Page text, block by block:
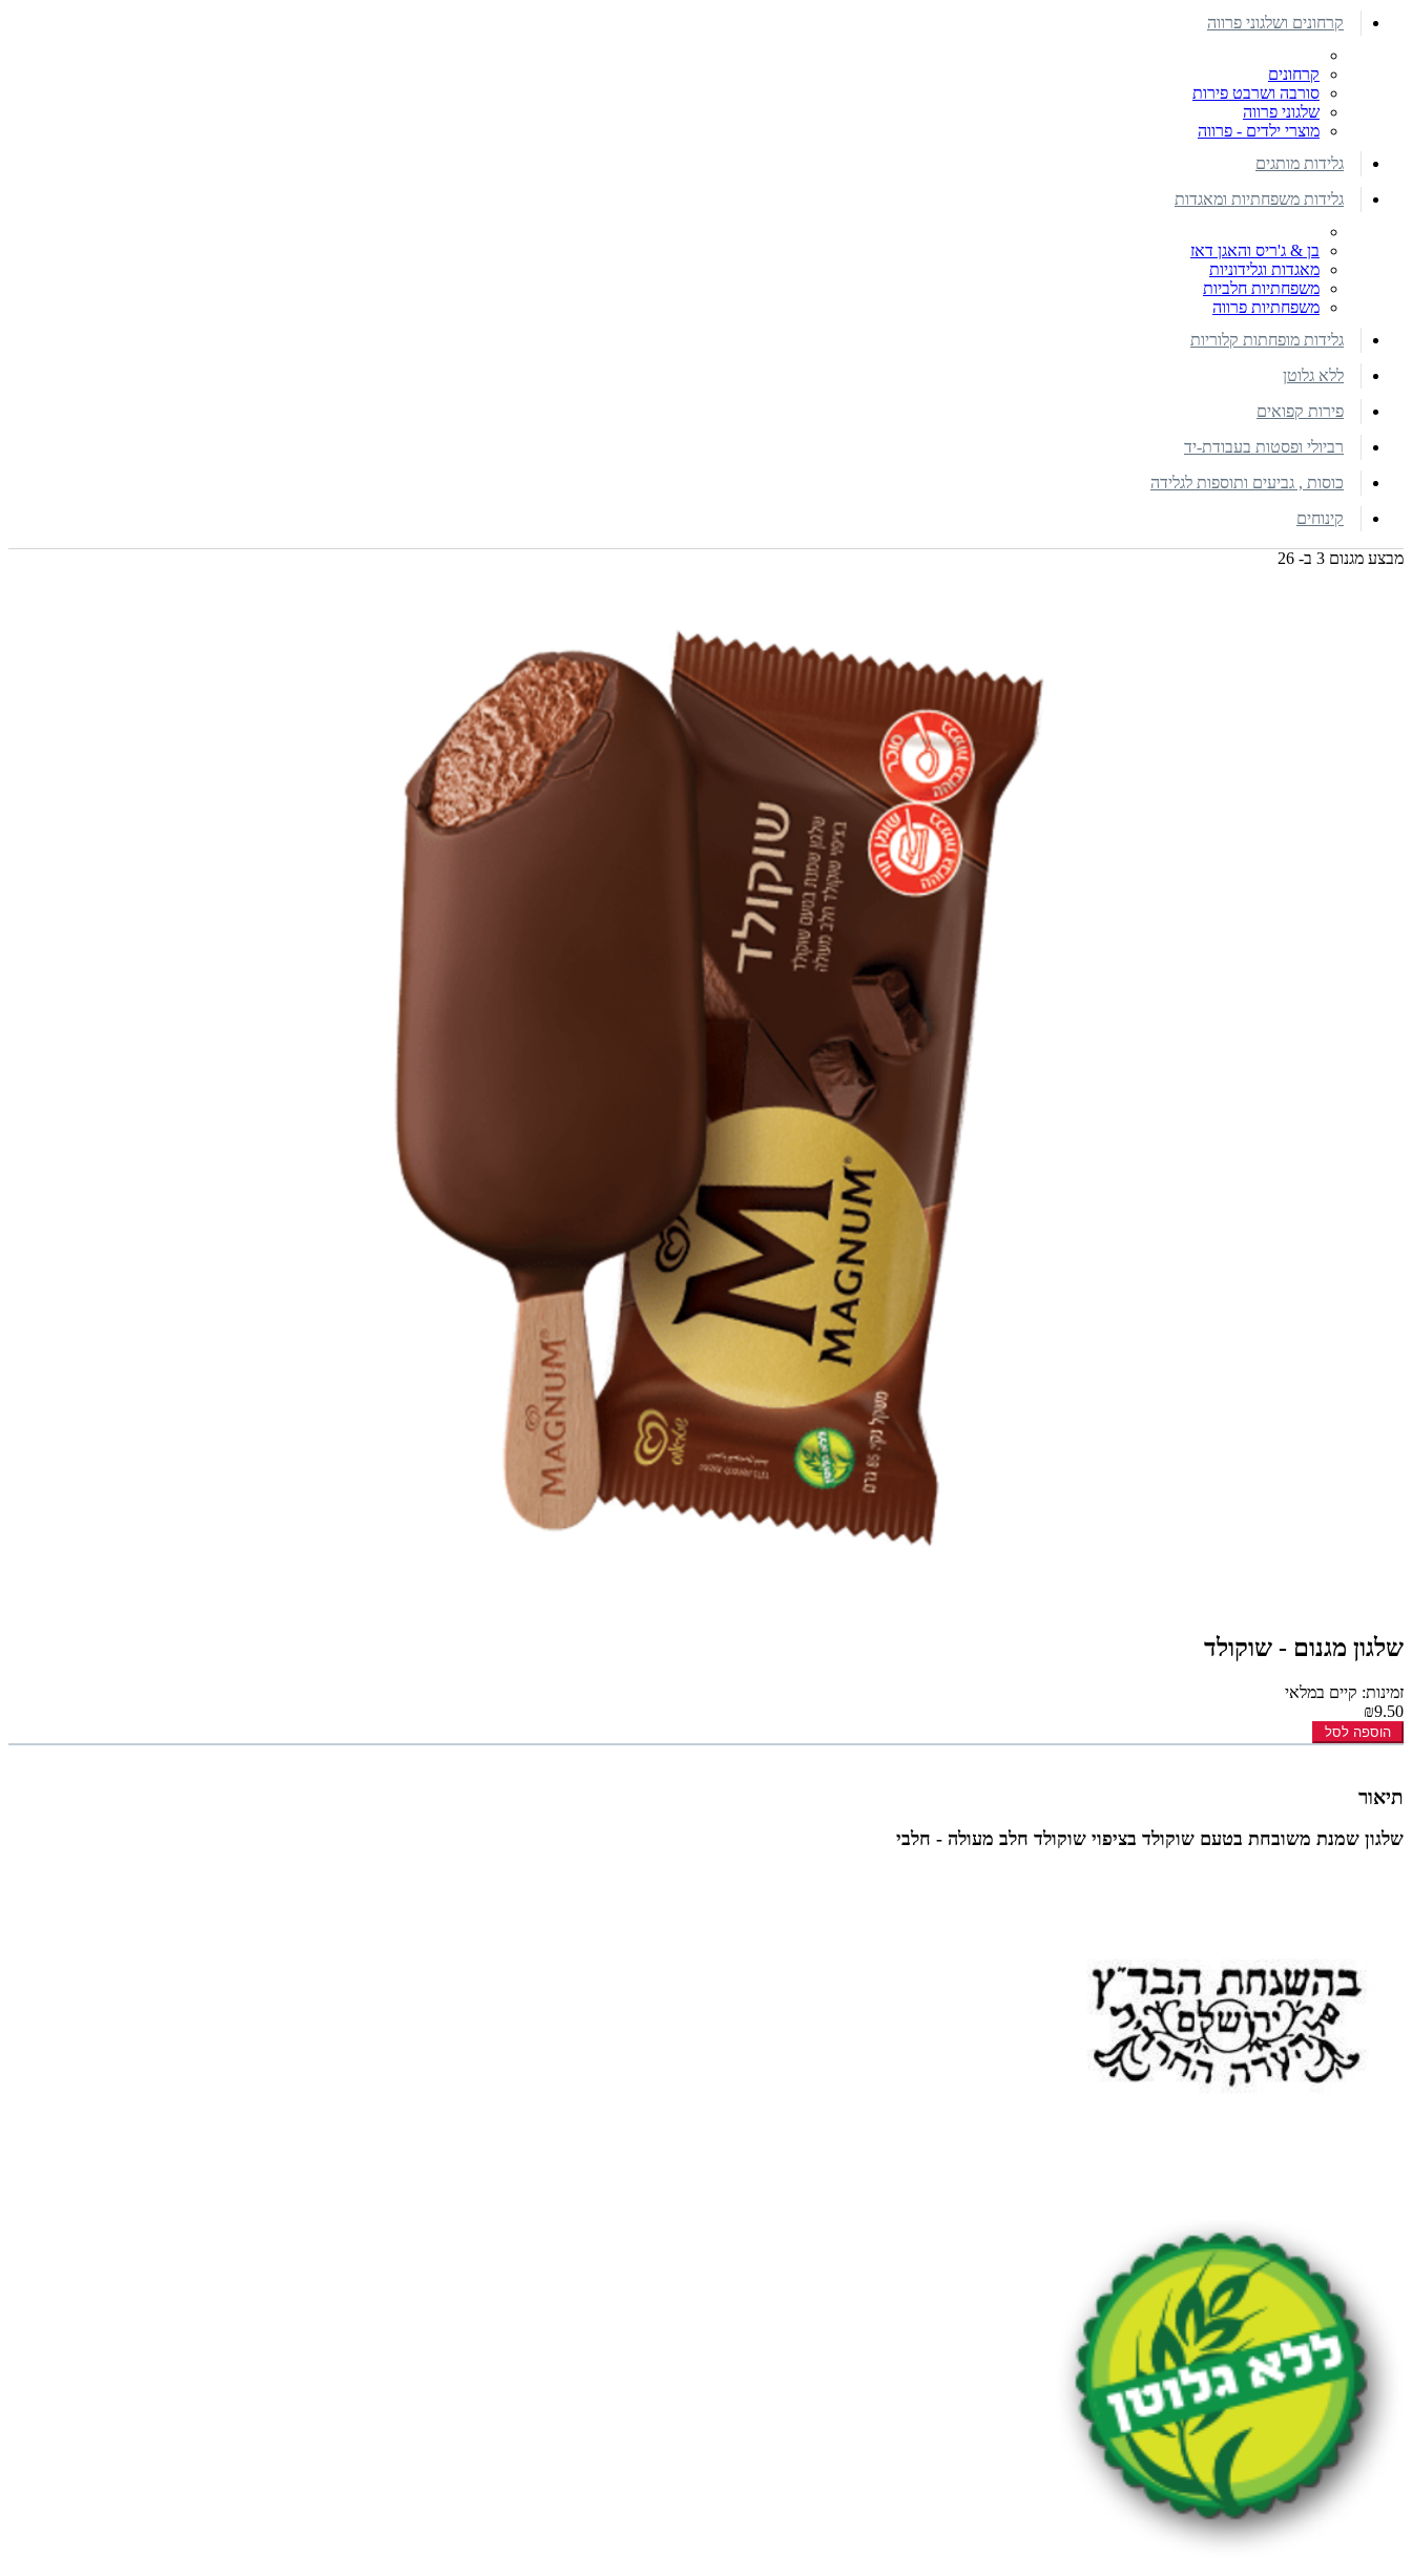
קרחונים ושלגוני פרווה
קרחונים
סורבה ושרבט פירות
שלגוני פרווה
מוצרי ילדים - פרווה
גלידות מותגים
גלידות משפחתיות ומאגדות
בן & ג'ריס והאגן דאז
מאגדות וגלידוניות
משפחתיות חלביות
משפחתיות פרווה
גלידות מופחתות קלוריות
ללא גלוטן
פירות קפואים
רביולי ופסטות בעבודת-יד
כוסות , גביעים ותוספות לגלידה
קינוחים
מבצע מגנום 3 ב- 26
שלגון מגנום - שוקולד
זמינות: קיים במלאי
₪9.50
הוספה לסל
תיאור
שלגון שמנת משובחת בטעם שוקולד בציפוי שוקולד חלב מעולה - חלבי